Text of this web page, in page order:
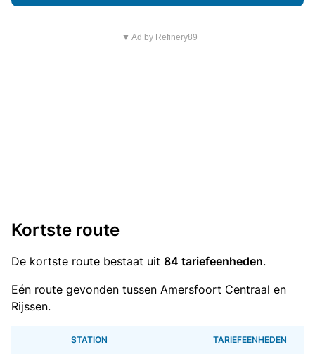
▼ Ad by Refinery89
Kortste route
De kortste route bestaat uit 84 tariefeenheden.
Eén route gevonden tussen Amersfoort Centraal en
Rijssen.
STATION TARIEFEENHEDEN